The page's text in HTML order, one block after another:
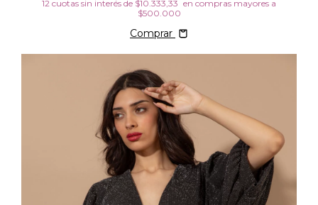
12 cuotas sin interés de $10.333,33
Comprar